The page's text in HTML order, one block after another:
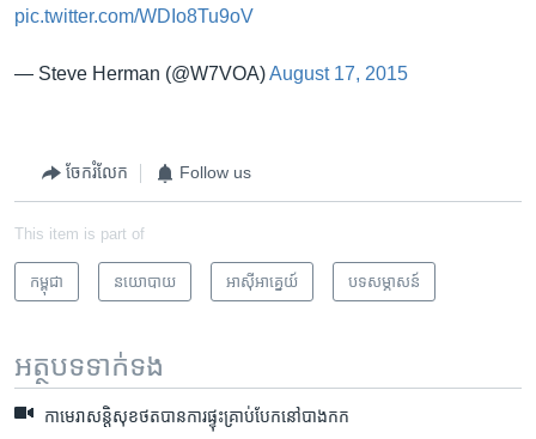
pic.twitter.com/WDIo8Tu9oV
— Steve Herman (@W7VOA)August 17, 2015
ចែករំលែក Follow us
This item is part of
កម្ពុជា នយោបាយ អាស៊ី​អាគ្នេយ៍ បទ​សម្ភាសន៍
អត្ថបទ​ទាក់ទង
កាមេរា​​សន្តិសុខ​ថត​​​បាន​​ការ​ផ្ទុះ​គ្រាប់​បែក​​នៅ​បាងកក